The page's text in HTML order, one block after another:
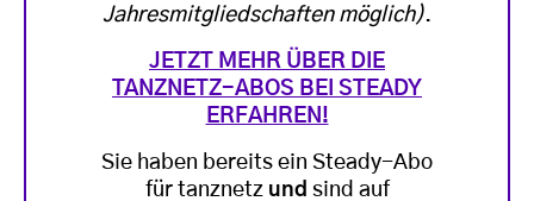
Jahresmitgliedschaften möglich).
JETZT MEHR ÜBER DIE
TANZNETZ-ABOS BEI STEADY
ERFAHREN!
Sie haben bereits ein Steady-Abo
für tanznetz und sind auf